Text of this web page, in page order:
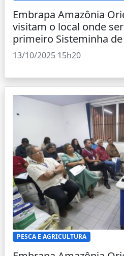
Embrapa Amazônia
visitam o local onde
primeiro Sisteminha
13/10/2025 15h20
PESCA E AGRICULTURA